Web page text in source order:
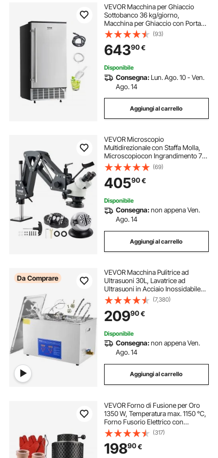
VEVOR Macchina per Ghiaccio
Sottobanco 36 kg/giorno,
Macchina per Ghiaccio con Porta
Reversibile in Acciaio Inox,
Macchina per Cubetti di Ghiaccio,
per Cucine Private Commerciali,
Drenaggio Elettrico
(93)
64390€
Disponibile
Consegna: Lun. Ago. 10 - Ven.
Ago. 14
Aggiungi al carrello
VEVOR Microscopio
Multidirezionale con Staffa Molla,
Microscopiocon Ingrandimento 7X-
45X, per Micro Gioielli Intarsiati con
Luce LED Anello USB Integrata
Morsa a Sfera 360°, per Intarsi
Gioielli
(69)
40590€
Disponibile
Consegna:non appena Ven.
Ago. 14
Aggiungi al carrello
Da Comprare
VEVOR Macchina Pulitrice ad
Ultrasuoni 30L, Lavatrice ad
Ultrasuoni in Acciaio Inossidabile
Multifunzione con Timer Digitale,
Pulitrice Professionale per Occhiali
Orologi Gioielli Laboratorio
(7,380)
20990€
Disponibile
Consegna:non appena Ven.
Ago. 14
Aggiungi al carrello
VEVOR Forno di Fusione per Oro
1350 W, Temperatura max. 1150 ℃,
Forno Fusorio Elettrico con
Crogiolo in Ceramica da 1kg e 3 kg,
Lavorazione Raffinazione di Metalli
(317)
19890€